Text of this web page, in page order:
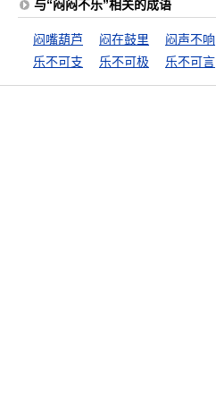
与“闷闷不乐”相关的成语
闷嘴葫芦 闷在鼓里 闷声不响
乐不可支
乐不可极 乐不可言